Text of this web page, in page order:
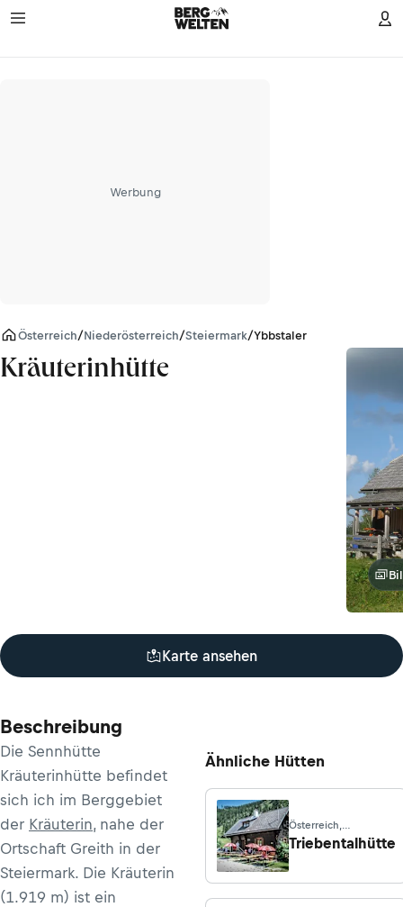
Werbung
Österreich/Niederösterreich/Steiermark/Ybbstaler Alpen
Kräuterinhütte
Karte ansehen
Beschreibung
Die Sennhütte
Kräuterinhütte befindet
sich ich im Berggebiet
der Kräuterin, nahe der
Ortschaft Greith in der
Steiermark. Die Kräuterin
(1.919 m) ist ein
Ähnliche Hütten
Österreich,
Hohentauern
Triebentalhütte